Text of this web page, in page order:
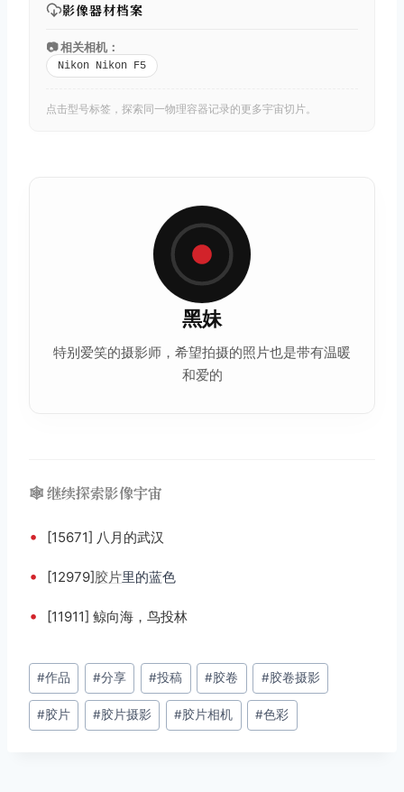
影像器材档案
📷 相关相机：
Nikon Nikon F5
点击型号标签，探索同一物理容器记录的更多宇宙切片。
黑妹
特别爱笑的摄影师，希望拍摄的照片也是带有温暖
和爱的
🕸️ 继续探索影像宇宙
• [15671] 八月的武汉
• [12979]胶片里的蓝色
• [11911] 鲸向海，鸟投林
文
章
标
#作品 #分享 #投稿 #胶卷 #胶卷摄影
#胶片 #胶片摄影 #胶片相机 #色彩